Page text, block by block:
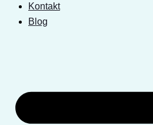
Kontakt
Blog